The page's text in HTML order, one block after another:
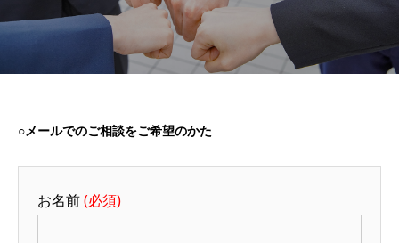
○メールでのご相談をご希望のかた
お名前(必須)